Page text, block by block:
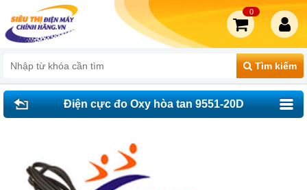
Tìm kiếm
0
Điện cực đo Oxy hòa tan 9551-20D